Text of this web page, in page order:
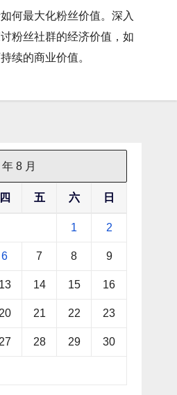
何最大化粉丝价值。深入
粉丝社群的经济价值，如
续的商业价值。
8 月
四 五 六 日
1 2
6 7 8 9
13 14 15 16
20 21 22 23
27 28 29 30